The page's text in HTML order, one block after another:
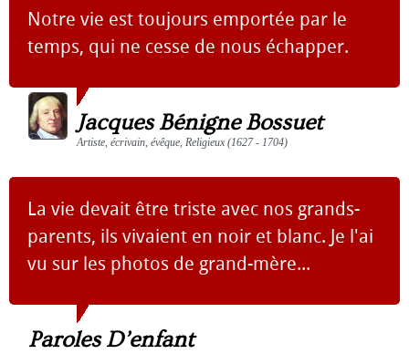
Notre vie est toujours emportée par le
temps, qui ne cesse de nous échapper.
Jacques Bénigne Bossuet
Artiste, écrivain, évêque, Religieux (1627 - 1704)
La vie devait être triste avec nos grands-
parents, ils vivaient en noir et blanc. Je l'ai
vu sur les photos de grand-mère...
Paroles D’enfant